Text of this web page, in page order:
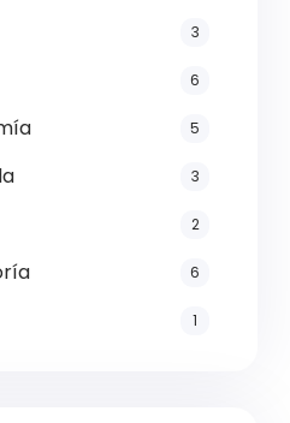
3
6
5
3
2
6
1